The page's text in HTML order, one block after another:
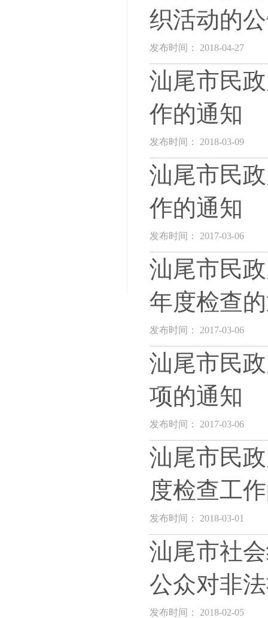
织活动的
发布时间： 2018-04-27
汕尾市民
作的通知
发布时间： 2018-03-09
汕尾市民
作的通知
发布时间： 2017-03-06
汕尾市民
年度检查
发布时间： 2017-03-06
汕尾市民
项的通知
发布时间： 2017-03-06
汕尾市民
度检查工
发布时间： 2018-03-01
汕尾市社
公众对非
发布时间： 2018-02-05